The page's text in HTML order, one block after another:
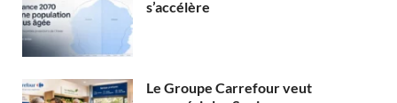
s’accélère
Le Groupe Carrefour veut